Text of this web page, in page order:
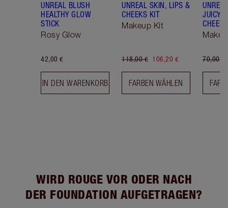
UNREAL BLUSH
HEALTHY GLOW
STICK
Rosy Glow
42,00 €
IN DEN WARENKORB
UNREAL SKIN, LIPS &
CHEEKS KIT
Makeup Kit
118,00 € 106,20 €
FARBEN WÄHLEN
UNREAL
CHEEK
70,00 €
WIRD ROUGE VOR ODER NACH
DER FOUNDATION AUFGETRAGEN?